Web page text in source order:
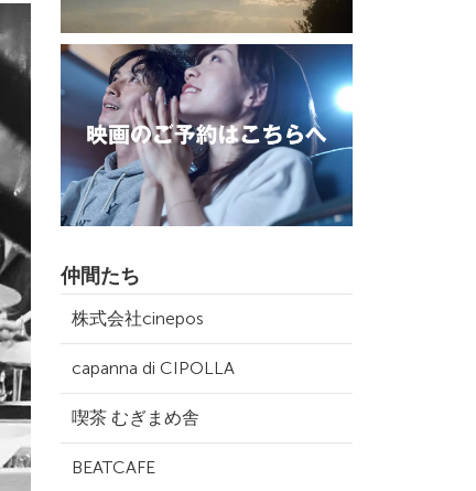
仲間たち
株式会社cinepos
capanna di CIPOLLA
喫茶 むぎまめ舎
BEATCAFE